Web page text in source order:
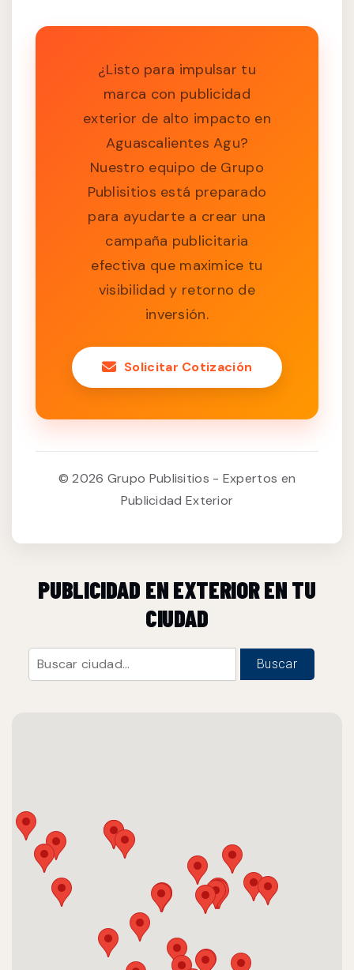
¿Listo para impulsar tu
marca con publicidad
exterior de alto impacto en
Aguascalientes Agu?
Nuestro equipo de Grupo
Publisitios está preparado
para ayudarte a crear una
campaña publicitaria
efectiva que maximice tu
visibilidad y retorno de
inversión.
Solicitar Cotización
© 2026 Grupo Publisitios - Expertos en
Publicidad Exterior
PUBLICIDAD EN EXTERIOR EN TU
CIUDAD
Buscar